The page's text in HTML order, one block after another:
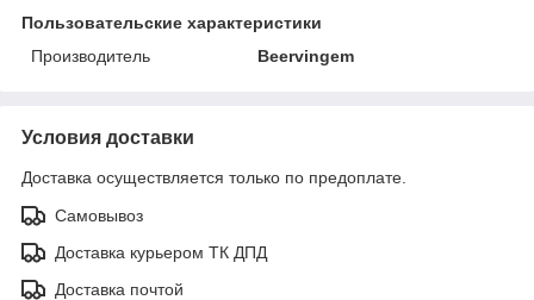
Пользовательские характеристики
Производитель
Beervingem
Условия доставки
Доставка осуществляется только по предоплате.
Самовывоз
Доставка курьером ТК ДПД
Доставка почтой